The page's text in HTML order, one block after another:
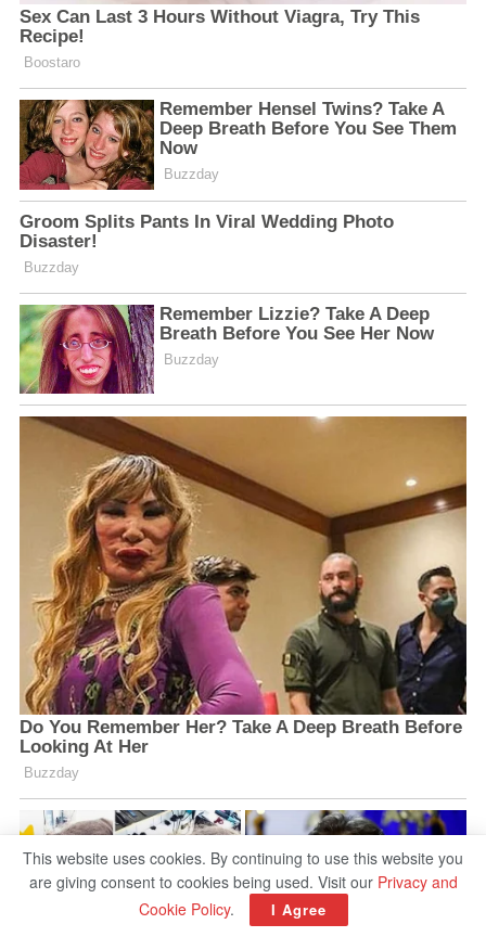
This website uses cookies. By continuing to use this website you
are giving consent to cookies being used. Visit our Privacy and
Cookie Policy. I Agree